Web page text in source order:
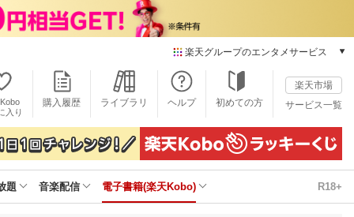
楽天グループのエンタメサービス
本/ゲーム/CD/DVD
楽天ブックス
電子書籍
楽天Kobo
雑誌読み放題
楽天ミュージック
入り
購入履歴 ライブラリ ヘルプ 初めての方
楽天市場
サービス一覧
題 音楽配信 電子書籍(楽天Kobo) R18+